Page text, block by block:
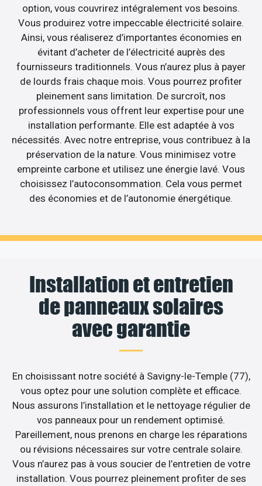
option, vous couvrirez intégralement vos besoins.
Vous produirez votre impeccable électricité solaire.
Ainsi, vous réaliserez d’importantes économies en
évitant d’acheter de l’électricité auprès des
fournisseurs traditionnels. Vous n’aurez plus à payer
de lourds frais chaque mois. Vous pourrez profiter
pleinement sans limitation. De surcroît, nos
professionnels vous offrent leur expertise pour une
installation performante. Elle est adaptée à vos
nécessités. Avec notre entreprise, vous contribuez à la
préservation de la nature. Vous minimisez votre
empreinte carbone et utilisez une énergie lavé. Vous
choisissez l’autoconsommation. Cela vous permet
des économies et de l’autonomie énergétique.
Installation et entretien
de panneaux solaires
avec garantie
En choisissant notre société à Savigny-le-Temple (77),
vous optez pour une solution complète et efficace.
Nous assurons l’installation et le nettoyage régulier de
vos panneaux pour un rendement optimisé.
Pareillement, nous prenons en charge les réparations
ou révisions nécessaires sur votre centrale solaire.
Vous n’aurez pas à vous soucier de l’entretien de votre
installation. Vous pourrez pleinement profiter de ses